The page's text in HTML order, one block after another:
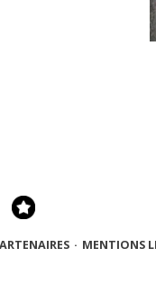
· MENTIONS